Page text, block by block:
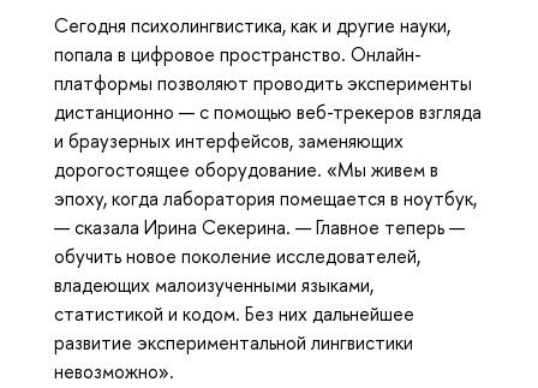
Сегодня психолингвистика, как и другие науки,
попала в цифровое пространство. Онлайн-
платформы позволяют проводить эксперименты
дистанционно — с помощью веб-трекеров взгляда
и браузерных интерфейсов, заменяющих
дорогостоящее оборудование. «Мы живем в
эпоху, когда лаборатория помещается в ноутбук,
— сказала Ирина Секерина. — Главное теперь —
обучить новое поколение исследователей,
владеющих малоизученными языками,
статистикой и кодом. Без них дальнейшее
развитие экспериментальной лингвистики
невозможно».